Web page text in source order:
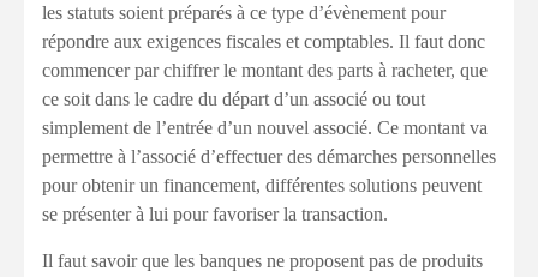
les statuts soient préparés à ce type d’évènement pour
répondre aux exigences fiscales et comptables. Il faut donc
commencer par chiffrer le montant des parts à racheter, que
ce soit dans le cadre du départ d’un associé ou tout
simplement de l’entrée d’un nouvel associé. Ce montant va
permettre à l’associé d’effectuer des démarches personnelles
pour obtenir un financement, différentes solutions peuvent
se présenter à lui pour favoriser la transaction.
Il faut savoir que les banques ne proposent pas de produits